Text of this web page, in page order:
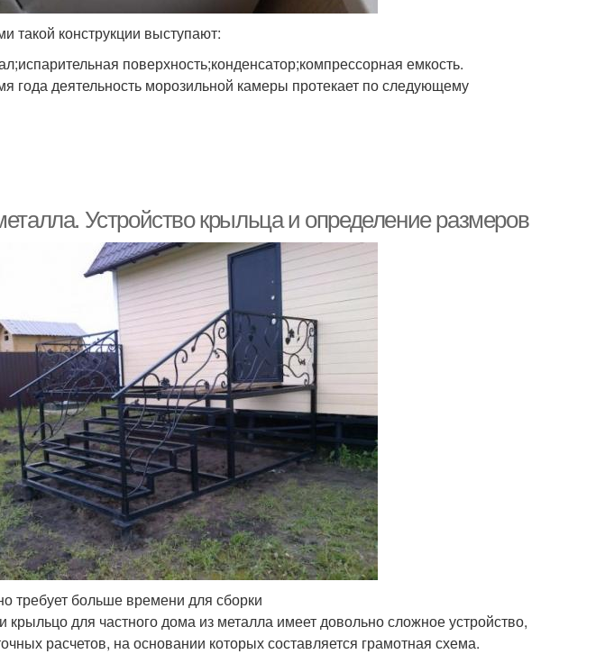
такой конструкции выступают:
поверхность;конденсатор;компрессорная емкость.
года деятельность морозильной камеры протекает по следующему
Устройство крыльца и определение размеров
требует больше времени для сборки
для частного дома из металла имеет довольно сложное устройство,
расчетов, на основании которых составляется грамотная схема.